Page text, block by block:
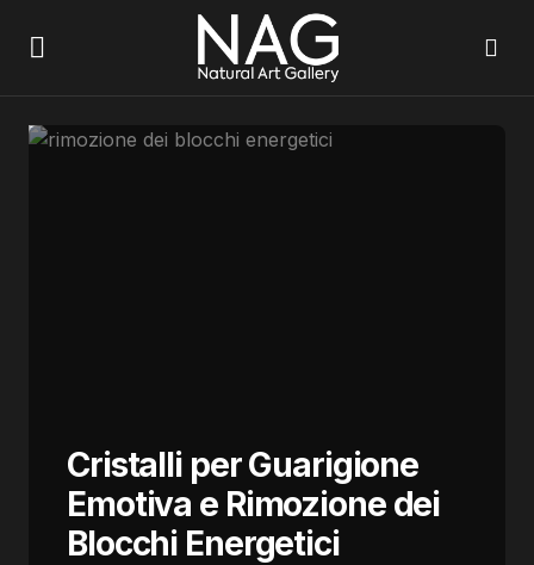
Cristalli per Guarigione
Emotiva e Rimozione dei
Blocchi Energetici